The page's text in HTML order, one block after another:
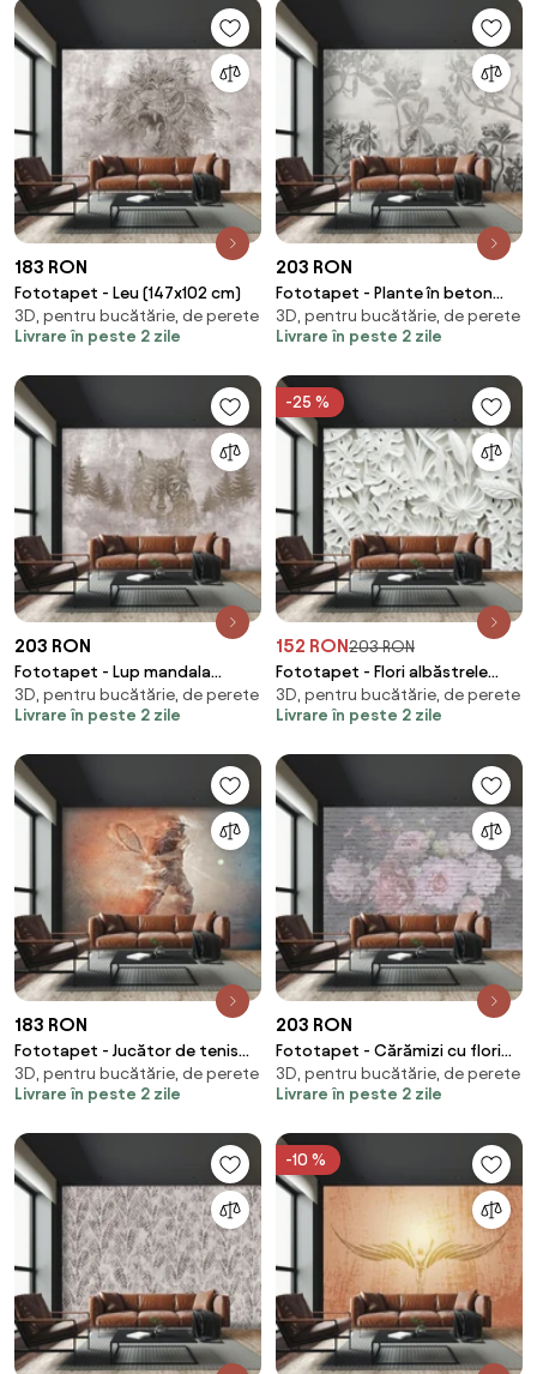
183 RON
Fototapet - Leu (147x102 cm)
3D, pentru bucătărie, de perete
Livrare în peste 2 zile
203 RON
Fototapet - Plante în beton
(147x102 cm)
3D, pentru bucătărie, de perete
Livrare în peste 2 zile
203 RON
Fototapet - Lup mandala
(147x102 cm)
3D, pentru bucătărie, de perete
Livrare în peste 2 zile
-25 %
152 RON203 RON
Fototapet - Flori albăstrele
albe (147x102 cm)
3D, pentru bucătărie, de perete
Livrare în peste 2 zile
183 RON
Fototapet - Jucător de tenis
(147x102 cm)
3D, pentru bucătărie, de perete
Livrare în peste 2 zile
203 RON
Fototapet - Cărămizi cu flori
(147x102 cm)
3D, pentru bucătărie, de perete
Livrare în peste 2 zile
-10 %